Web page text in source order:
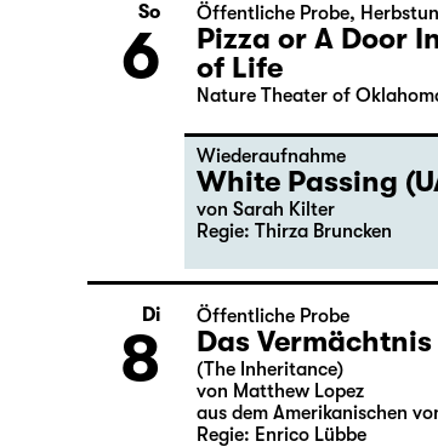
So
6
Öffentliche Probe,
Pizza or A Door
of Life
Nature Theater of
Wiederaufnahme
White Passing
von Sarah Kilter
Regie: Thirza Bruncken
Di
8
Öffentliche Probe
Das Vermächtnis
(The Inheritance)
von Matthew Lopez
aus dem Amerikanischen
Regie: Enrico Lübbe